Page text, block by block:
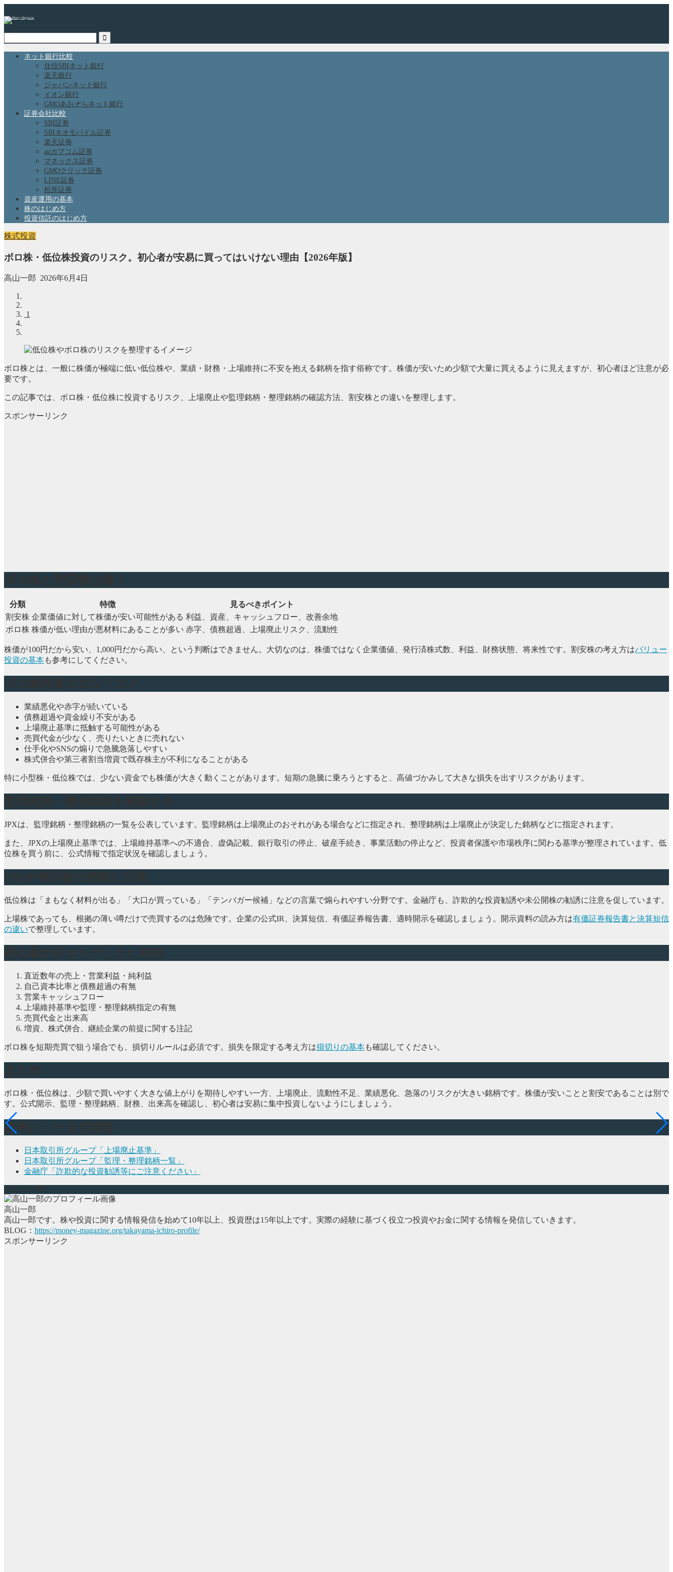
ネット銀行比較
住信SBIネット銀行
楽天銀行
ジャパンネット銀行
イオン銀行
GMOあおぞらネット銀行
証券会社比較
SBI証券
SBIネオモバイル証券
楽天証券
auカブコム証券
マネックス証券
GMOクリック証券
LINE証券
松井証券
資産運用の基本
株のはじめ方
投資信託のはじめ方
株式投資
ボロ株・低位株投資のリスク。初心者が安易に買ってはいけない理由【2026年版】
高山一郎 2026年6月4日
1
ボロ株とは、一般に株価が極端に低い低位株や、業績・財務・上場維持に不安を抱える銘柄を指す俗称です。株価が安いため少額で大量に買えるように見えますが、初心者ほど注意が必
要です。
この記事では、ボロ株・低位株に投資するリスク、上場廃止や監理銘柄・整理銘柄の確認方法、割安株との違いを整理します。
スポンサーリンク
分類 特徴
見るべきポイント
割安株 企業価値に対して株価が安い可能性がある 利益、資産、キャッシュフロー、改善余地
ボロ株 株価が低い理由が悪材料にあることが多い 赤字、債務超過、上場廃止リスク、流動性
株価が100円だから安い、1,000円だから高い、という判断はできません。大切なのは、株価ではなく企業価値、発行済株式数、利益、財務状態、将来性です。割安株の考え方はバリュー
投資の基本も参考にしてください。
業績悪化や赤字が続いている
債務超過や資金繰り不安がある
上場廃止基準に抵触する可能性がある
売買代金が少なく、売りたいときに売れない
仕手化やSNSの煽りで急騰急落しやすい
株式併合や第三者割当増資で既存株主が不利になることがある
特に小型株・低位株では、少ない資金でも株価が大きく動くことがあります。短期の急騰に乗ろうとすると、高値づかみして大きな損失を出すリスクがあります。
JPXは、監理銘柄・整理銘柄の一覧を公表しています。監理銘柄は上場廃止のおそれがある場合などに指定され、整理銘柄は上場廃止が決定した銘柄などに指定されます。
また、JPXの上場廃止基準では、上場維持基準への不適合、虚偽記載、銀行取引の停止、破産手続き、事業活動の停止など、投資者保護や市場秩序に関わる基準が整理されています。低
位株を買う前に、公式情報で指定状況を確認しましょう。
低位株は「まもなく材料が出る」「大口が買っている」「テンバガー候補」などの言葉で煽られやすい分野です。金融庁も、詐欺的な投資勧誘や未公開株の勧誘に注意を促しています。
上場株であっても、根拠の薄い噂だけで売買するのは危険です。企業の公式IR、決算短信、有価証券報告書、適時開示を確認しましょう。開示資料の読み方は有価証券報告書と決算短信
の違いで整理しています。
直近数年の売上・営業利益・純利益
自己資本比率と債務超過の有無
営業キャッシュフロー
上場維持基準や監理・整理銘柄指定の有無
売買代金と出来高
増資、株式併合、継続企業の前提に関する注記
ボロ株を短期売買で狙う場合でも、損切りルールは必須です。損失を限定する考え方は損切りの基本も確認してください。
ボロ株・低位株は、少額で買いやすく大きな値上がりを期待しやすい一方、上場廃止、流動性不足、業績悪化、急落のリスクが大きい銘柄です。株価が安いことと割安であることは別で
す。公式開示、監理・整理銘柄、財務、出来高を確認し、初心者は安易に集中投資しないようにしましょう。
参考にした公式情報
日本取引所グループ「上場廃止基準」
日本取引所グループ「監理・整理銘柄一覧」
金融庁「詐欺的な投資勧誘等にご注意ください」
高山一郎
高山一郎です。株や投資に関する情報発信を始めて10年以上、投資歴は15年以上です。実際の経験に基づく役立つ投資やお金に関する情報を発信していきます。
BLOG： https://money-magazine.org/takayama-ichiro-profile/
スポンサーリンク